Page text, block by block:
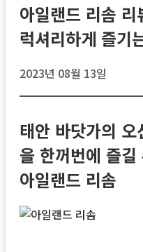
아일랜드 리솜
럭셔리하게 즐기
2023년 08월 13일
태안 바닷가의
을 한꺼번에 즐
아일랜드 리솜